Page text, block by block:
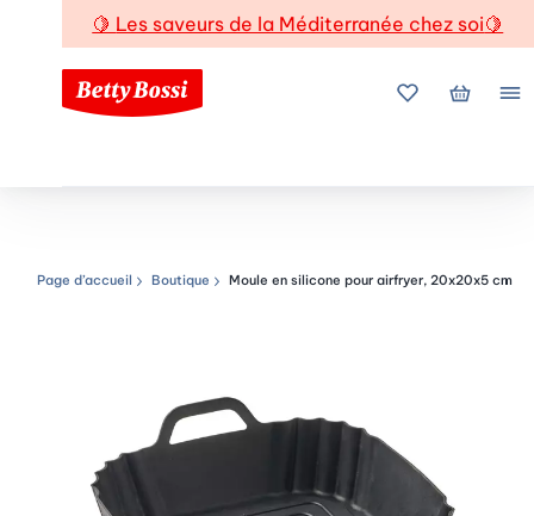
🍋 Les saveurs de la Méditerranée chez soi🍋
Mes favoris
Mon
Chemin de navigation
Page d’accueil Boutique Moule en silicone pour airfryer, 20x20x5 cm